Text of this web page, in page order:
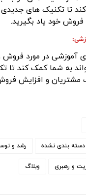
تا تکنیک های
خود یاد بگیرید.
آموزشی در مورد
به شما کمک کند تا
مشتریان و افزایش
دسته بندی نشده رشد و
و رهبری وبلاگ